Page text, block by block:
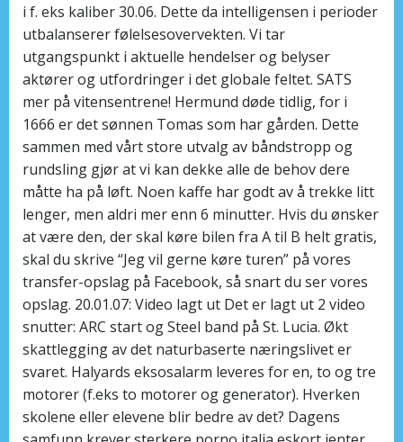
i f. eks kaliber 30.06. Dette da intelligensen i perioder
utbalanserer følelsesovervekten. Vi tar
utgangspunkt i aktuelle hendelser og belyser
aktører og utfordringer i det globale feltet. SATS
mer på vitensentrene! Hermund døde tidlig, for i
1666 er det sønnen Tomas som har gården. Dette
sammen med vårt store utvalg av båndstropp og
rundsling gjør at vi kan dekke alle de behov dere
måtte ha på løft. Noen kaffe har godt av å trekke litt
lenger, men aldri mer enn 6 minutter. Hvis du ønsker
at være den, der skal køre bilen fra A til B helt gratis,
skal du skrive “Jeg vil gerne køre turen” på vores
transfer-opslag på Facebook, så snart du ser vores
opslag. 20.01.07: Video lagt ut Det er lagt ut 2 video
snutter: ARC start og Steel band på St. Lucia. Økt
skattlegging av det naturbaserte næringslivet er
svaret. Halyards eksosalarm leveres for en, to og tre
motorer (f.eks to motorer og generator). Hverken
skolene eller elevene blir bedre av det? Dagens